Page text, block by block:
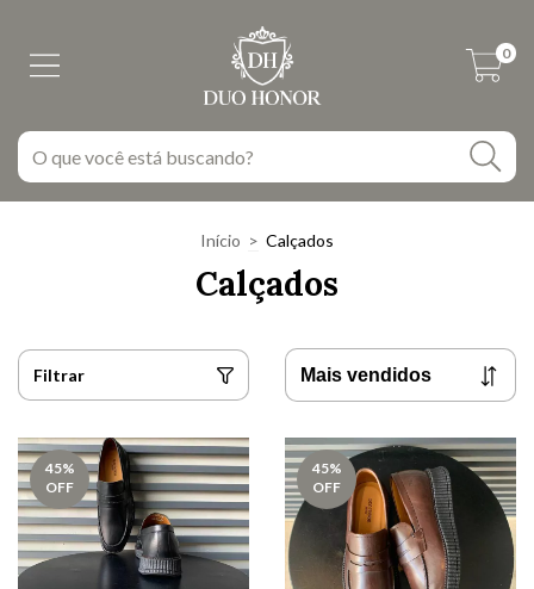
0
Início > Calçados
Calçados
Filtrar
45%
OFF
45%
OFF